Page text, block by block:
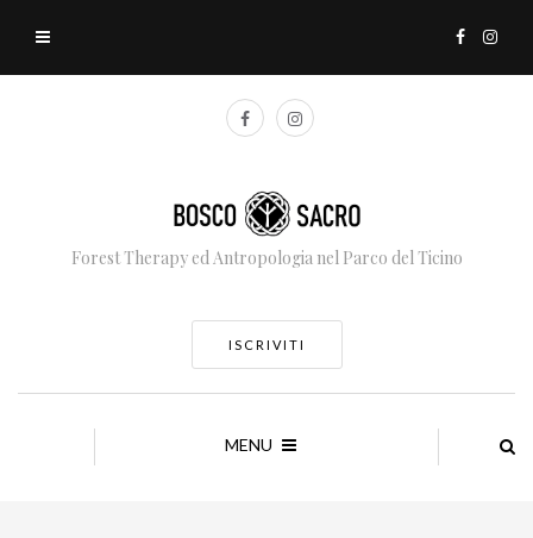
Forest Therapy ed Antropologia nel Parco del Ticino
ISCRIVITI
MENU